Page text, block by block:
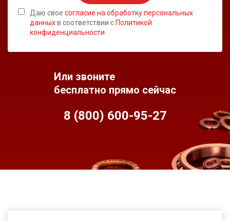
Даю свое согласие на обработку персональных
данныхв соответствии с Политикой
конфиденциальности
Или звоните
бесплатно прямо сейчас
8 (800) 600-95-27